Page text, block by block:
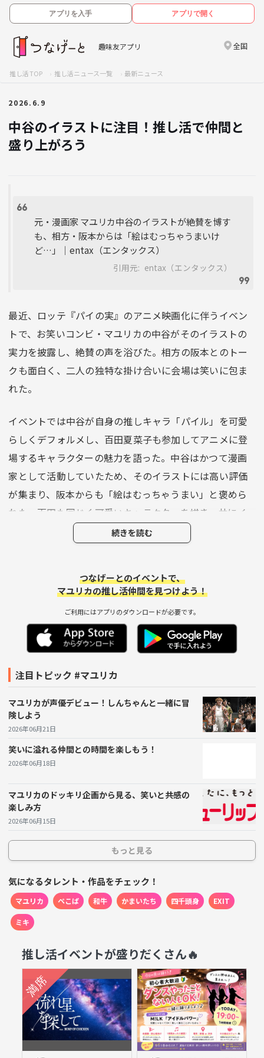
アプリを入手 アプリで開く
趣味友アプリ 全国
推し活TOP 推し活ニュース一覧 最新ニュース
2026.6.9
中谷のイラストに注目！推し活で仲間と
盛り上がろう
元・漫画家 マユリカ中谷のイラストが絶賛を博す
も、相方・阪本からは「絵はむっちゃうまいけ
ど…」｜entax（エンタックス）
引用元: entax（エンタックス）
最近、ロッテ『パイの実』のアニメ映画化に伴うイベン
トで、お笑いコンビ・マユリカの中谷がそのイラストの
実力を披露し、絶賛の声を浴びた。相方の阪本とのトー
クも面白く、二人の独特な掛け合いに会場は笑いに包ま
れた。
イベントでは中谷が自身の推しキャラ「パイル」を可愛
らしくデフォルメし、百田夏菜子も参加してアニメに登
場するキャラクターの魅力を語った。中谷はかつて漫画
家として活動していたため、そのイラストには高い評価
が集まり、阪本からも「絵はむっちゃうまい」と褒めら
れた。百田も同じく可愛いキャラクターを描き、共にイ
ベントを盛り上げた様子が印象的だ。
を強め、あたかもそのキャラクターと共にいるかのよう
な体験を提供してくれる。こんな素敵な場面をきっかけ
に、今度は自分自身で推しキャラをテーマにしたイベン
トや集まりを企画してみたいと思う。これにより、同じ
趣味を持つ仲間と語り合い、さらに深い絆が生まれる場
になるかもしれない。
友達と一緒に行くことで、あのキャラクターの魅力や自
分の推しへの愛を語り合える特別な時間が創出されるは
ず。イベントに参加することで、「好きなものは、自分
一人だけで楽しむのではなく、他の人との共有こそが本
ラストやアニメについて意見を交わせるような集まりを
企画してみると良いかもしれない。楽しみが何倍にもな
続きを読む
つなげーとのイベントで、
マユリカの推し活仲間を見つけよう！
ご利用にはアプリのダウンロードが必要です。
注目トピック #マユリカ
マユリカが声優デビュー！しんちゃんと一緒に冒
険しよう
2026年06月21日
笑いに溢れる仲間との時間を楽しもう！
2026年06月18日
マユリカのドッキリ企画から見る、笑いと共感の
楽しみ方
2026年06月15日
もっと見る
気になるタレント・作品をチェック！
マユリカ ぺこぱ 和牛 かまいたち 四千頭身 EXIT
ミキ
推し活イベントが盛りだくさん🔥